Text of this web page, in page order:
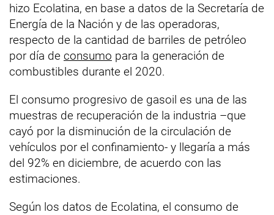
hizo Ecolatina, en base a datos de la Secretaría de
Energía de la Nación y de las operadoras,
respecto de la cantidad de barriles de petróleo
por día de consumo para la generación de
combustibles durante el 2020.
El consumo progresivo de gasoil es una de las
muestras de recuperación de la industria –que
cayó por la disminución de la circulación de
vehículos por el confinamiento- y llegaría a más
del 92% en diciembre, de acuerdo con las
estimaciones.
Según los datos de Ecolatina, el consumo de